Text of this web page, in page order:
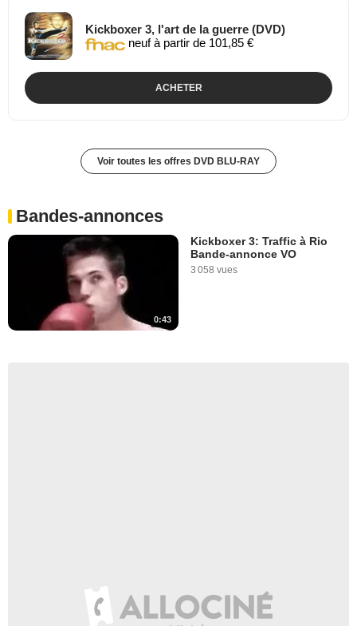
Kickboxer 3, l'art de la guerre (DVD)
neuf à partir de 101,85 €
ACHETER
Voir toutes les offres DVD BLU-RAY
Bandes-annonces
0:43
Kickboxer 3: Traffic à Rio
Bande-annonce VO
3 058 vues